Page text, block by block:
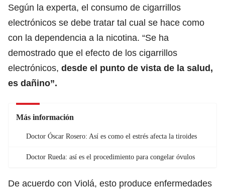
Según la experta, el consumo de cigarrillos
electrónicos se debe tratar tal cual se hace como
con la dependencia a la nicotina. “Se ha
demostrado que el efecto de los cigarrillos
electrónicos, desde el punto de vista de la salud,
es dañino”.
Más información
Doctor Óscar Rosero: Así es como el estrés afecta la tiroides
Doctor Rueda: así es el procedimiento para congelar óvulos
De acuerdo con Violá, esto produce enfermedades